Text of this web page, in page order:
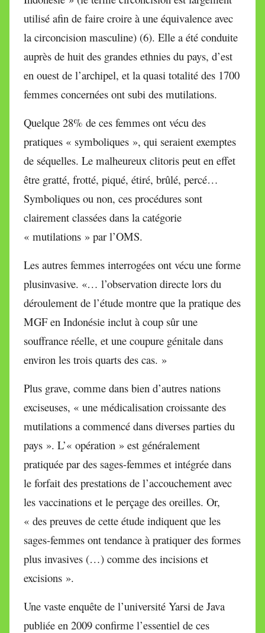
utilisé afin de faire croire à une équivalence avec
la circoncision masculine) (6). Elle a été conduite
auprès de huit des grandes ethnies du pays, d’est
en ouest de l’archipel, et la quasi totalité des 1700
femmes concernées ont subi des mutilations.
Quelque 28% de ces femmes ont vécu des
pratiques « symboliques », qui seraient exemptes
de séquelles. Le malheureux clitoris peut en effet
être gratté, frotté, piqué, étiré, brûlé, percé…
Symboliques ou non, ces procédures sont
clairement classées dans la catégorie
« mutilations » par l’OMS.
Les autres femmes interrogées ont vécu une forme
plusinvasive. «… l’observation directe lors du
déroulement de l’étude montre que la pratique des
MGF en Indonésie inclut à coup sûr une
souffrance réelle, et une coupure génitale dans
environ les trois quarts des cas. »
Plus grave, comme dans bien d’autres nations
exciseuses, « une médicalisation croissante des
mutilations a commencé dans diverses parties du
pays ». L’« opération » est généralement
pratiquée par des sages-femmes et intégrée dans
le forfait des prestations de l’accouchement avec
les vaccinations et le perçage des oreilles. Or,
« des preuves de cette étude indiquent que les
sages-femmes ont tendance à pratiquer des formes
plus invasives (…) comme des incisions et
excisions ».
Une vaste enquête de l’université Yarsi de Java
publiée en 2009 confirme l’essentiel de ces